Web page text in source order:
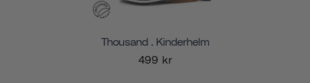
Thousand . Kinderhelm
499 kr